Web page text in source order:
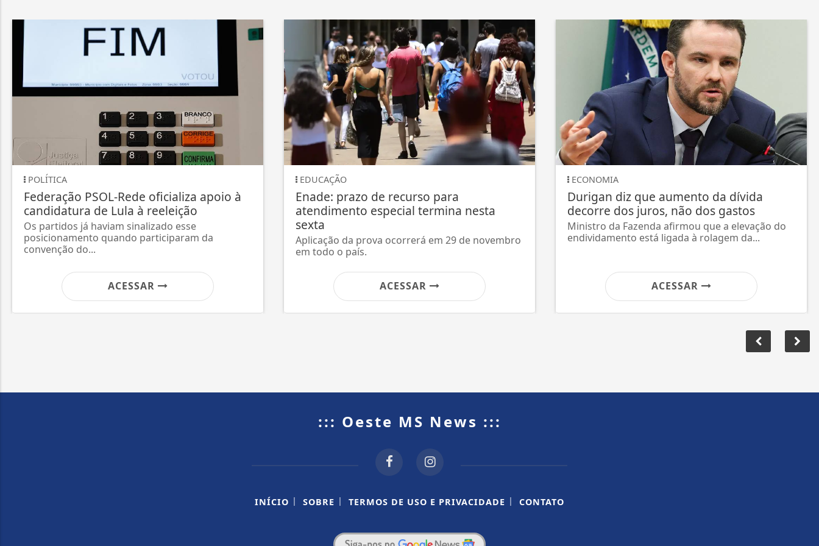
POLÍTICA
Federação PSOL-Rede oficializa apoio à
candidatura de Lula à reeleição
Os partidos já haviam sinalizado esse
posicionamento quando participaram da
convenção do...
ACESSAR
EDUCAÇÃO
Enade: prazo de recurso para
atendimento especial termina nesta
sexta
Aplicação da prova ocorrerá em 29 de novembro
em todo o país.
ACESSAR
ECONOMIA
Durigan diz que aumento da dívida
decorre dos juros, não dos gastos
Ministro da Fazenda afirmou que a elevação do
endividamento está ligada à rolagem da...
ACESSAR
::: Oeste MS News :::
INÍCIO | SOBRE | TERMOS DE USO E PRIVACIDADE | CONTATO